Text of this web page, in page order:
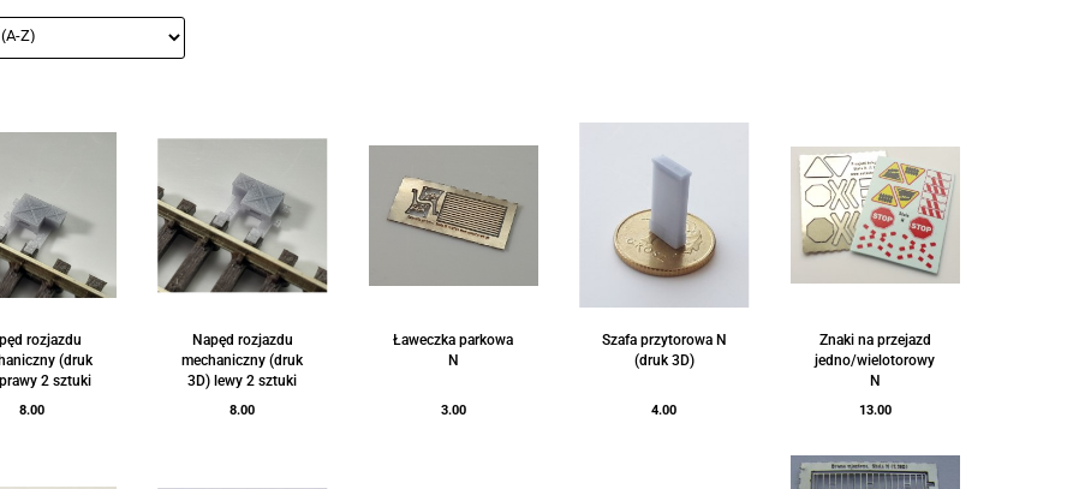
rozjazdu
(druk
2 sztuki
8.00
Napęd rozjazdu
mechaniczny (druk
3D) lewy 2 sztuki
8.00
Ławeczka parkowa
N
3.00
Szafa przytorowa N
(druk 3D)
4.00
Znaki na przejazd
jedno/wielotorowy
N
13.00